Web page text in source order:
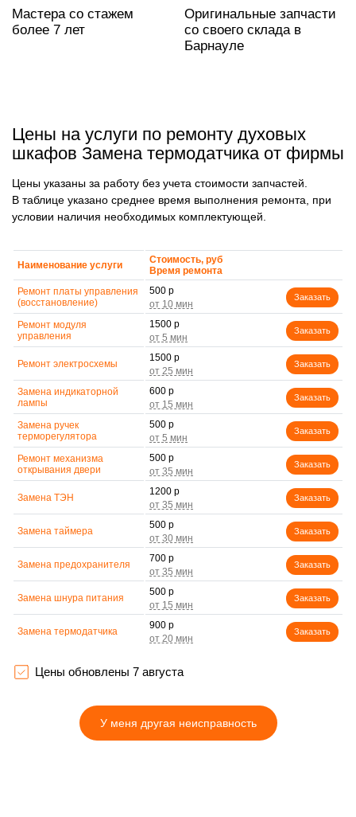
Мастера со стажем
более 7 лет
Оригинальные запчасти
со своего склада в
Барнауле
Цены на услуги по ремонту духовых
шкафов Замена термодатчика от фирмы
Цены указаны за работу без учета стоимости запчастей.
В таблице указано среднее время выполнения ремонта, при
условии наличия необходимых комплектующей.
Наименование услуги
Стоимость, руб
Время ремонта
Ремонт платы управления
(восстановление)
500 р
Заказать
Ремонт модуля
управления
1500 р
Заказать
Ремонт электросхемы
1500 р
Заказать
Замена индикаторной
лампы
600 р
Заказать
Замена ручек
терморегулятора
500 р
Заказать
Ремонт механизма
открывания двери
500 р
Заказать
Замена ТЭН
1200 р
Заказать
Замена таймера
500 р
Заказать
Замена предохранителя
700 р
Заказать
Замена шнура питания
500 р
Заказать
Замена термодатчика
900 р
Заказать
управления
Цены обновлены 7 августа
У меня другая неисправность